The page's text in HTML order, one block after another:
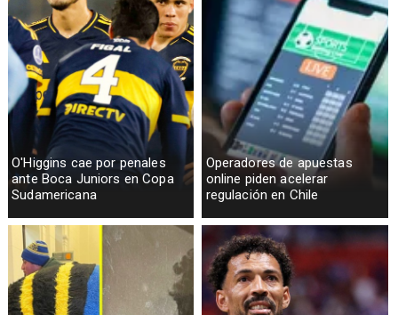
O'Higgins cae por penales
ante Boca Juniors en Copa
Sudamericana
Operadores de apuestas
online piden acelerar
regulación en Chile